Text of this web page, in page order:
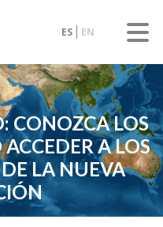
ES EN
CONOZCA LOS
A LOS
LA NUEVA